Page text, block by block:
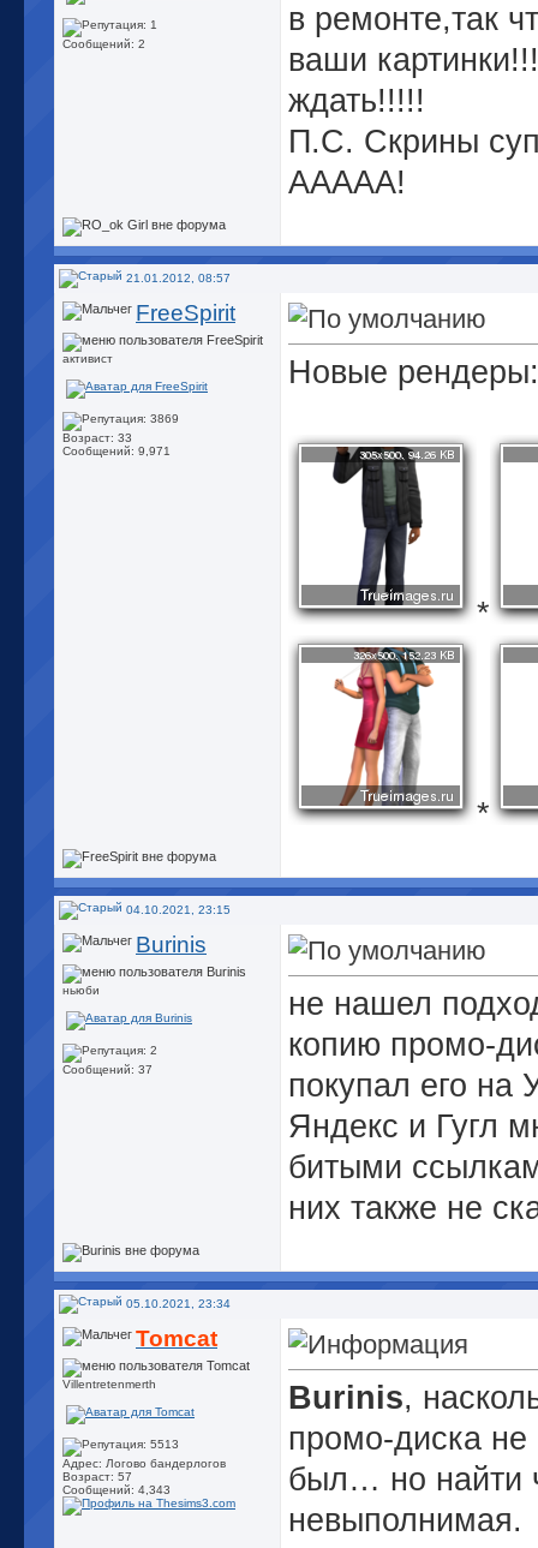
Сообщений: 2
в ремонте,так
ваши
ждать!!!!!
П.С. Скрины
ААААА!
21.01.2012, 08:57
FreeSpirit
активист
Возраст: 33
Сообщений: 9,971
Новые рендеры:
*
*
04.10.2021, 23:15
Burinis
ньюби
Сообщений: 37
не нашел
копию промо-
покупал его на
Яндекс и Гугл
битыми
них также не
05.10.2021, 23:34
Tomcat
Villentretenmerth
Адрес: Логово бандерлогов
Возраст: 57
Сообщений: 4,343
Burinis,
промо-диска
был… но найти
невыполнимая.